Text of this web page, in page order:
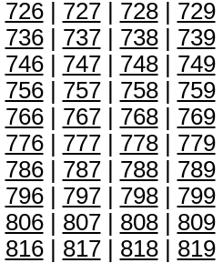
726| 727| 728| 729|
736| 737| 738| 739|
746| 747| 748| 749|
756| 757| 758| 759|
766| 767| 768| 769|
776| 777| 778| 779|
786| 787| 788| 789|
796| 797| 798| 799|
806| 807| 808| 809|
816| 817| 818| 819|